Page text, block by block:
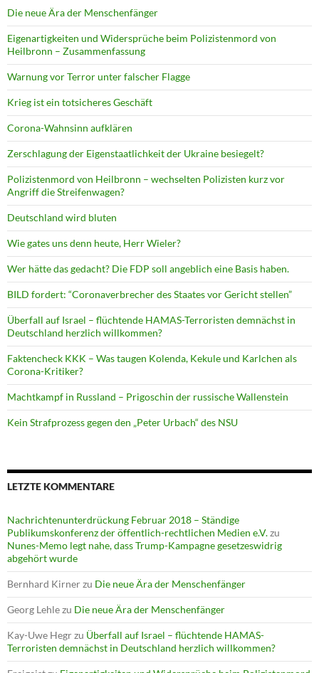
Die neue Ära der Menschenfänger
Eigenartigkeiten und Widersprüche beim Polizistenmord von
Heilbronn – Zusammenfassung
Warnung vor Terror unter falscher Flagge
Krieg ist ein totsicheres Geschäft
Corona-Wahnsinn aufklären
Zerschlagung der Eigenstaatlichkeit der Ukraine besiegelt?
Polizistenmord von Heilbronn – wechselten Polizisten kurz vor
Angriff die Streifenwagen?
Deutschland wird bluten
Wie gates uns denn heute, Herr Wieler?
Wer hätte das gedacht? Die FDP soll angeblich eine Basis haben.
BILD fordert: “Coronaverbrecher des Staates vor Gericht stellen”
Überfall auf Israel – flüchtende HAMAS-Terroristen demnächst in
Deutschland herzlich willkommen?
Faktencheck KKK – Was taugen Kolenda, Kekule und Karlchen als
Corona-Kritiker?
Machtkampf in Russland – Prigoschin der russische Wallenstein
Kein Strafprozess gegen den „Peter Urbach“ des NSU
LETZTE KOMMENTARE
Nachrichtenunterdrückung Februar 2018 – Ständige
Publikumskonferenz der öffentlich-rechtlichen Medien e.V.zu
Nunes-Memo legt nahe, dass Trump-Kampagne gesetzeswidrig
abgehört wurde
Bernhard Kirnerzu Die neue Ära der Menschenfänger
Georg Lehlezu Die neue Ära der Menschenfänger
Kay-Uwe Hegrzu Überfall auf Israel – flüchtende HAMAS-
Terroristen demnächst in Deutschland herzlich willkommen?